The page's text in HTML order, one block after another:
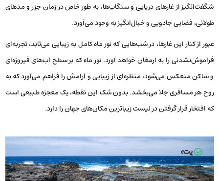
شگفت‌انگیز از غارهای دریایی و سنگاب‌ها، به ‌طور خاص در زمان‌ جزر و مدهای
طولانی، فضایی جادویی و خیال‌انگیز به وجود می‌آورد.
عبور از کنار این غارها، در شب‌هایی که نور ماه کامل به زیبایی می‌تابد، تجربه‌ای
فراموش‌نشدنی را به ارمغان خواهد آورد. نور ماه که بر سطح آب‌های فیروزه‌ای
و ساکن منعکس می‌شود، منظره‌ای از زیبایی و آرامش را فراهم می‌آورد که به
روح هر مسافری جلا می‌بخشد. بدون شک این نقطه، یک معجزه طبیعی است
که افتخار قرار گرفتن در لیست زیباترین مکان‌های جهان را دارد.